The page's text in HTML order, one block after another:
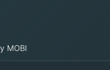
MOBI